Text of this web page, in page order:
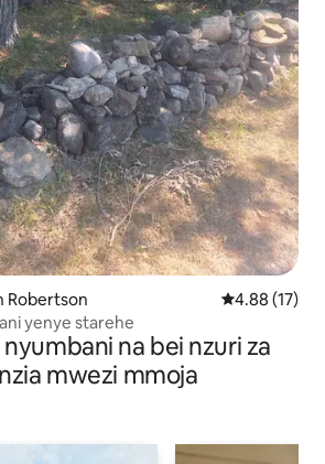
Robertson Ukadiriaji wa
4.88 (17)
yenye starehe
na bei nzuri za
mwezi mmoja